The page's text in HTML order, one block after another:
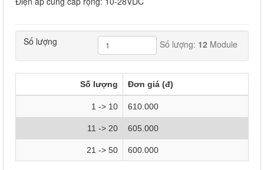
Số lượng Số lượng: 12 Module
Số lượng Đơn giá (đ)
1 -> 10 610.000
11 -> 20 605.000
21 -> 50 600.000